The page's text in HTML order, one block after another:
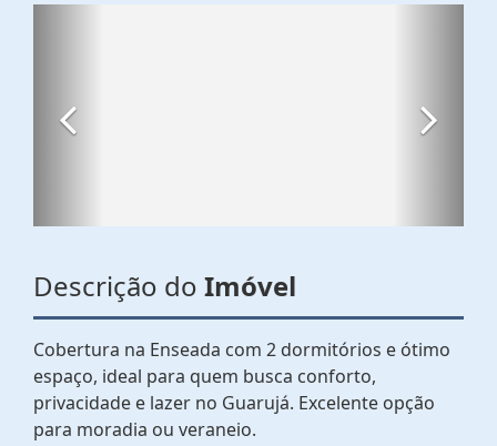
Descrição do Imóvel
Cobertura na Enseada com 2 dormitórios e ótimo
espaço, ideal para quem busca conforto,
privacidade e lazer no Guarujá. Excelente opção
para moradia ou veraneio.